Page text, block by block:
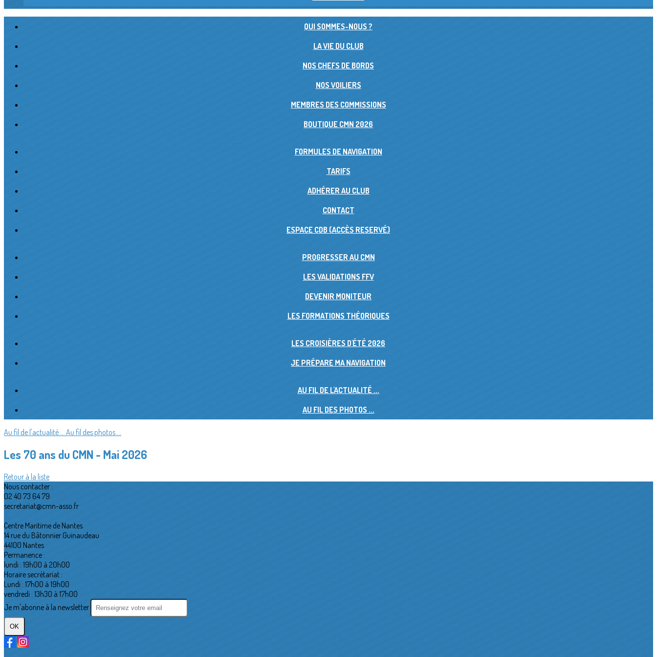
QUI SOMMES-NOUS ?
LA VIE DU CLUB
NOS CHEFS DE BORDS
NOS VOILIERS
MEMBRES DES COMMISSIONS
BOUTIQUE CMN 2026
FORMULES DE NAVIGATION
TARIFS
ADHÉRER AU CLUB
CONTACT
ESPACE CDB (ACCÈS RESERVÉ)
PROGRESSER AU CMN
LES VALIDATIONS FFV
DEVENIR MONITEUR
LES FORMATIONS THÉORIQUES
LES CROISIÈRES D'ÉTÉ 2026
JE PRÉPARE MA NAVIGATION
AU FIL DE L'ACTUALITÉ ...
AU FIL DES PHOTOS ...
Au fil de l'actualité ... Au fil des photos ...
Les 70 ans du CMN - Mai 2026
Retour à la liste
Nous contacter :
02 40 73 64 79
secretariat@cmn-asso.fr
Centre Maritime de Nantes
14 rue du Bâtonnier Guinaudeau
44100 Nantes
Permanence :
lundi : 19h00 à 20h00
Horaire secrétariat :
Lundi : 17h00 à 19h00
vendredi : 13h30 à 17h00
Je m'abonne à la newsletter
OK